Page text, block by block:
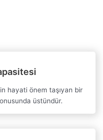
hayati önem taşıyan bir
üstündür.